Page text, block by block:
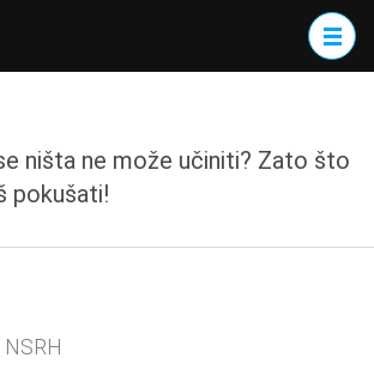
ništa ne može učiniti? Zato što
pokušati!
NSRH